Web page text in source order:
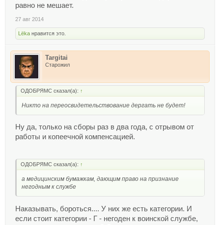
равно не мешает.
27 авг 2014
Lёka нравится это.
Targitai
Старожил
ОДОБРЯМС сказал(а): ↑
Никто на переосвидетельствование дергать не будет!
Ну да, только на сборы раз в два года, с отрывом от
работы и копеечной компенсацией.
ОДОБРЯМС сказал(а): ↑
а медицинским бумажкам, дающим право на признание
негодным к службе
Наказывать, бороться.... У них же есть категории. И
если стоит категории - Г - негоден к воинской службе,